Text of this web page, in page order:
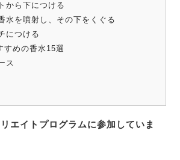
から下につける
水を噴射し、その下をくぐる
につける
すめの香水15選
ス
エイトプログラムに参加していま